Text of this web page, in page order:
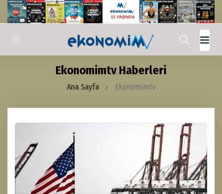
Ekonomimtv Haberleri
Ana Sayfa Ekonomimtv